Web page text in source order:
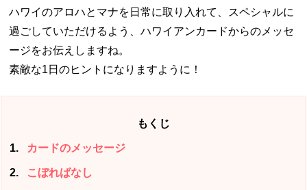
ハワイのアロハとマナを日常に取り入れて、スペシャルに
過ごしていただけるよう、ハワイアンカードからのメッセ
ージをお伝えしますね。
素敵な1日のヒントになりますように！
もくじ
1 カードのメッセージ
2 こぼればなし